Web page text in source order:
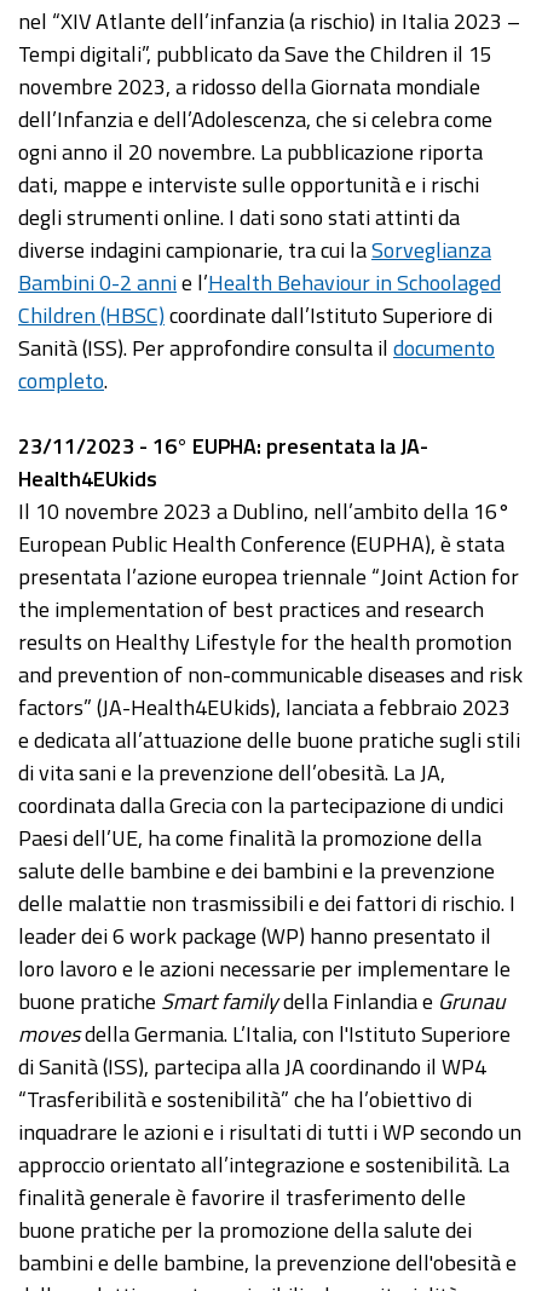
nel “XIV Atlante dell’infanzia (a rischio) in Italia 2023 –
Tempi digitali”, pubblicato da Save the Children il 15
novembre 2023, a ridosso della Giornata mondiale
dell’Infanzia e dell’Adolescenza, che si celebra come
ogni anno il 20 novembre. La pubblicazione riporta
dati, mappe e interviste sulle opportunità e i rischi
degli strumenti online. I dati sono stati attinti da
diverse indagini campionarie, tra cui laSorveglianza
Bambini 0-2 annie l’Health Behaviour in Schoolaged
Children (HBSC)coordinate dall’Istituto Superiore di
Sanità (ISS). Per approfondire consulta ildocumento
completo.
23/11/2023 - 16° EUPHA: presentata la JA-
Health4EUkids
Il 10 novembre 2023 a Dublino, nell’ambito della 16°
European Public Health Conference (EUPHA), è stata
presentata l’azione europea triennale “Joint Action for
the implementation of best practices and research
results on Healthy Lifestyle for the health promotion
and prevention of non-communicable diseases and risk
factors” (JA-Health4EUkids), lanciata a febbraio 2023
e dedicata all’attuazione delle buone pratiche sugli stili
di vita sani e la prevenzione dell’obesità. La JA,
coordinata dalla Grecia con la partecipazione di undici
Paesi dell’UE, ha come finalità la promozione della
salute delle bambine e dei bambini e la prevenzione
delle malattie non trasmissibili e dei fattori di rischio. I
leader dei 6 work package (WP) hanno presentato il
loro lavoro e le azioni necessarie per implementare le
buone pratiche Smart familydella Finlandia e Grunau
movesdella Germania. L’Italia, con l'Istituto Superiore
di Sanità (ISS), partecipa alla JA coordinando il WP4
“Trasferibilità e sostenibilità” che ha l’obiettivo di
inquadrare le azioni e i risultati di tutti i WP secondo un
approccio orientato all’integrazione e sostenibilità. La
finalità generale è favorire il trasferimento delle
buone pratiche per la promozione della salute dei
bambini e delle bambine, la prevenzione dell'obesità e